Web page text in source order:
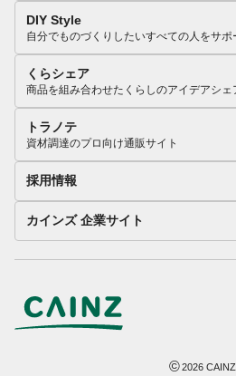
DIY Style
自分でものづくりしたいすべての人をサポ
くらシェア
商品を組み合わせたくらしのアイデアシェ
トラノテ
資材調達のプロ向け通販サイト
採用情報
カインズ 企業サイト
©2026 CAINZ